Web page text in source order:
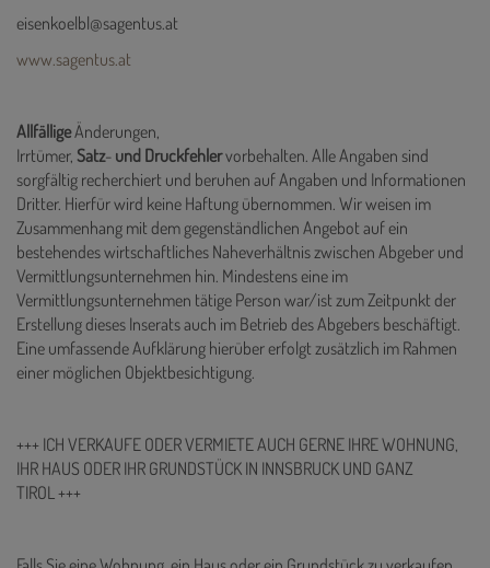
eisenkoelbl@sagentus.at
www.sagentus.at
AllfälligeÄnderungen,
Irrtümer, Satz- und Druckfehlervorbehalten. Alle Angaben sind
sorgfältig recherchiert und beruhen auf Angaben und Informationen
Dritter. Hierfür wird keine Haftung übernommen. Wir weisen im
Zusammenhang mit dem gegenständlichen Angebot auf ein
bestehendes wirtschaftliches Naheverhältnis zwischen Abgeber und
Vermittlungsunternehmen hin. Mindestens eine im
Vermittlungsunternehmen tätige Person war/ist zum Zeitpunkt der
Erstellung dieses Inserats auch im Betrieb des Abgebers beschäftigt.
Eine umfassende Aufklärung hierüber erfolgt zusätzlich im Rahmen
einer möglichen Objektbesichtigung.
+++ ICH VERKAUFE ODER VERMIETE AUCH GERNE IHRE WOHNUNG,
IHR HAUS ODER IHR GRUNDSTÜCK IN INNSBRUCK UND GANZ
TIROL +++